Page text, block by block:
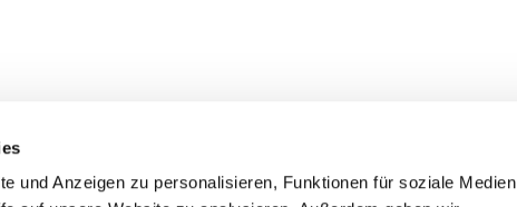
und Anzeigen zu personalisieren, Funktionen für soziale Medien